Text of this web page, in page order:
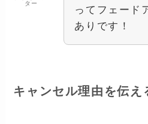
ター
ってフェード
ありです！
キャンセル理由を伝え